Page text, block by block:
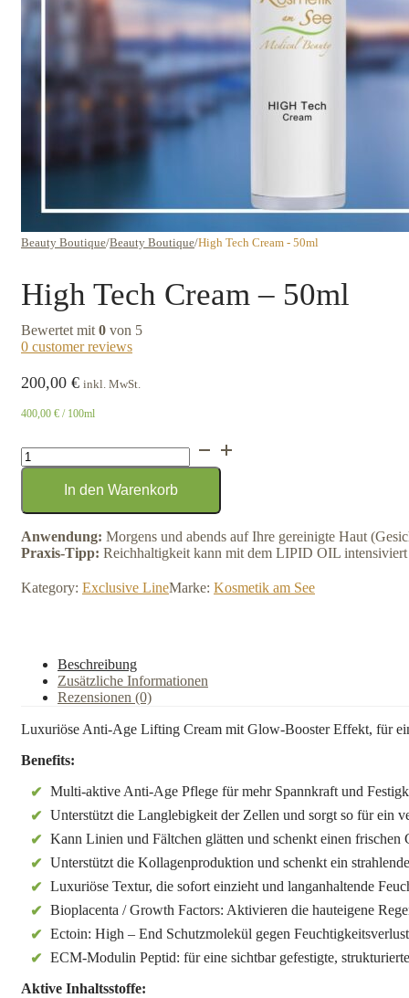
Beauty Boutique/Beauty Boutique/High Tech Cream - 50ml
High Tech Cream – 50ml
Bewertet mit 0 von 5
0 customer reviews
200,00 € inkl. MwSt.
400,00 € / 100ml
High
Tech
50ml
Menge
In den Warenkorb
Anwendung: Morgens und abends auf Ihre gereinigte Haut
Praxis-Tipp: Reichhaltigkeit kann mit dem LIPID OIL
Kategory: Exclusive LineMarke: Kosmetik am See
Beschreibung
Zusätzliche Informationen
Rezensionen (0)
Luxuriöse Anti-Age Lifting Cream mit Glow-Booster Effekt, für
Benefits:
Multi-aktive Anti-Age Pflege für mehr Spannkraft und
Unterstützt die Langlebigkeit der Zellen und sorgt so für ein
Kann Linien und Fältchen glätten und schenkt einen frischen
Unterstützt die Kollagenproduktion und schenkt ein
Luxuriöse Textur, die sofort einzieht und langanhaltende
Bioplacenta / Growth Factors: Aktivieren die hauteigene
Ectoin: High – End Schutzmolekül gegen
ECM-Modulin Peptid: für eine sichtbar gefestigte,
Aktive Inhaltsstoffe: